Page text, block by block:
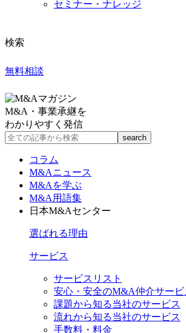
セミナー・ナレッジ
検索
無料相談
M&A・事業承継を
わかりやすく発信
コラム
M&Aニュース
M&Aを学ぶ
M&A用語集
日本M&Aセンター
選ばれる理由
サービス
サービスリスト
安心・安全のM&A仲介サービ
課題から知る当社のサービス
流れから知る当社のサービス
手数料・料金